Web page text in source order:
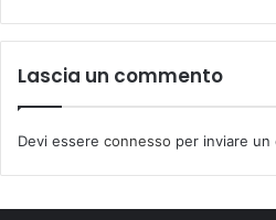
Lascia un commento
Devi essere connesso per inviare un